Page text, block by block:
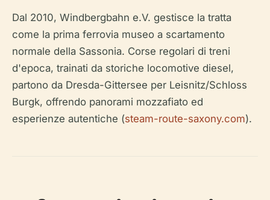
Dal 2010, Windbergbahn e.V. gestisce la tratta
come la prima ferrovia museo a scartamento
normale della Sassonia. Corse regolari di treni
d'epoca, trainati da storiche locomotive diesel,
partono da Dresda-Gittersee per Leisnitz/Schloss
Burgk, offrendo panorami mozzafiato ed
esperienze autentiche (steam-route-saxony.com).